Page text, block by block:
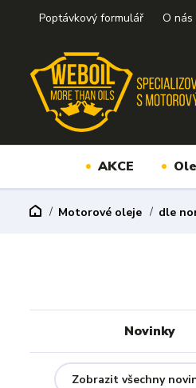
Poptávkový formulář O nás
AKCE
Motorové oleje dle
Novinky
Zobrazit všechny